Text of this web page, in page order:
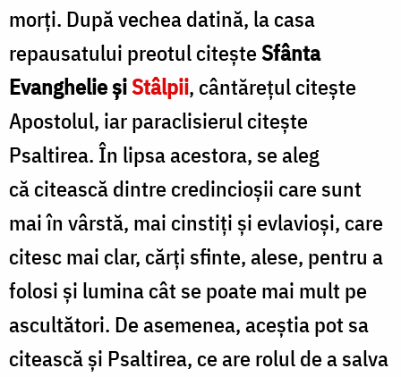
morți. După vechea datină, la casa
repausatului preotul citeșteSfânta
Evanghelie șiStâlpii, cântărețul citește
Apostolul, iar paraclisierul citește
Psaltirea. În lipsa acestora, se aleg
că citească dintre credincioșii care sunt
mai în vârstă, mai cinstiți și evlavioși, care
citesc mai clar, cărți sfinte, alese, pentru a
folosi și lumina cât se poate mai mult pe
ascultători. De asemenea, aceștia pot sa
citească și Psaltirea, ce are rolul de a salva